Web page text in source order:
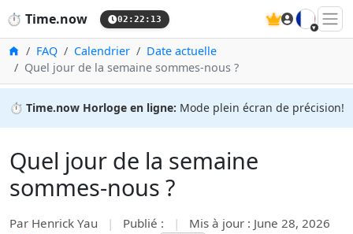
⏱️ Time.now 02:22:13 🇫🇷
Accueil
FAQ Calendrier
Date actuelle
Quel jour de la semaine sommes-nous ?
⏱️ Time.now Horloge en ligne: Mode plein écran de précision!
Quel jour de la semaine
sommes-nous ?
Par Henrick Yau | Publié : |
Mis à jour : June 28, 2026